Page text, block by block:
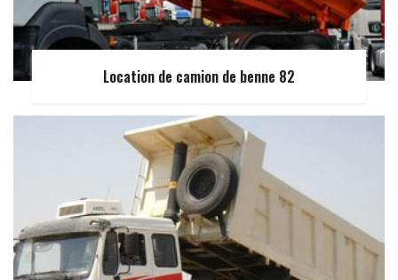
Location de camion de benne 82